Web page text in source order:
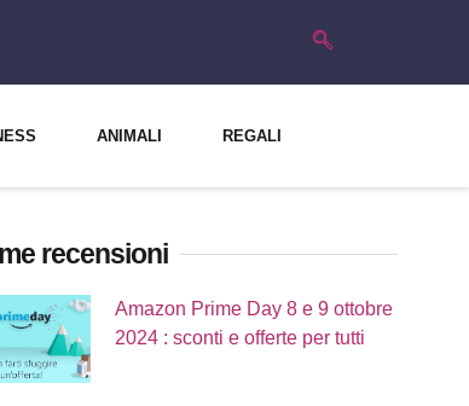
ANIMALI REGALI
recensioni
Amazon Prime Day 8 e 9 ottobre
2024 : sconti e offerte per tutti